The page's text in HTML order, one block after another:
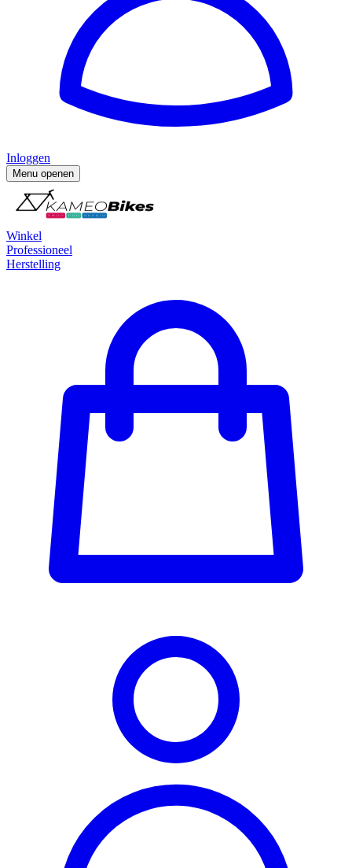
Inloggen
Menu openen
Winkel
Professioneel
Herstelling